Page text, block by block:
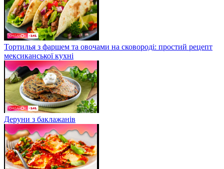
Тортилья з фаршем та овочами на сковороді: простий рецепт
мексиканської кухні
Деруни з баклажанів